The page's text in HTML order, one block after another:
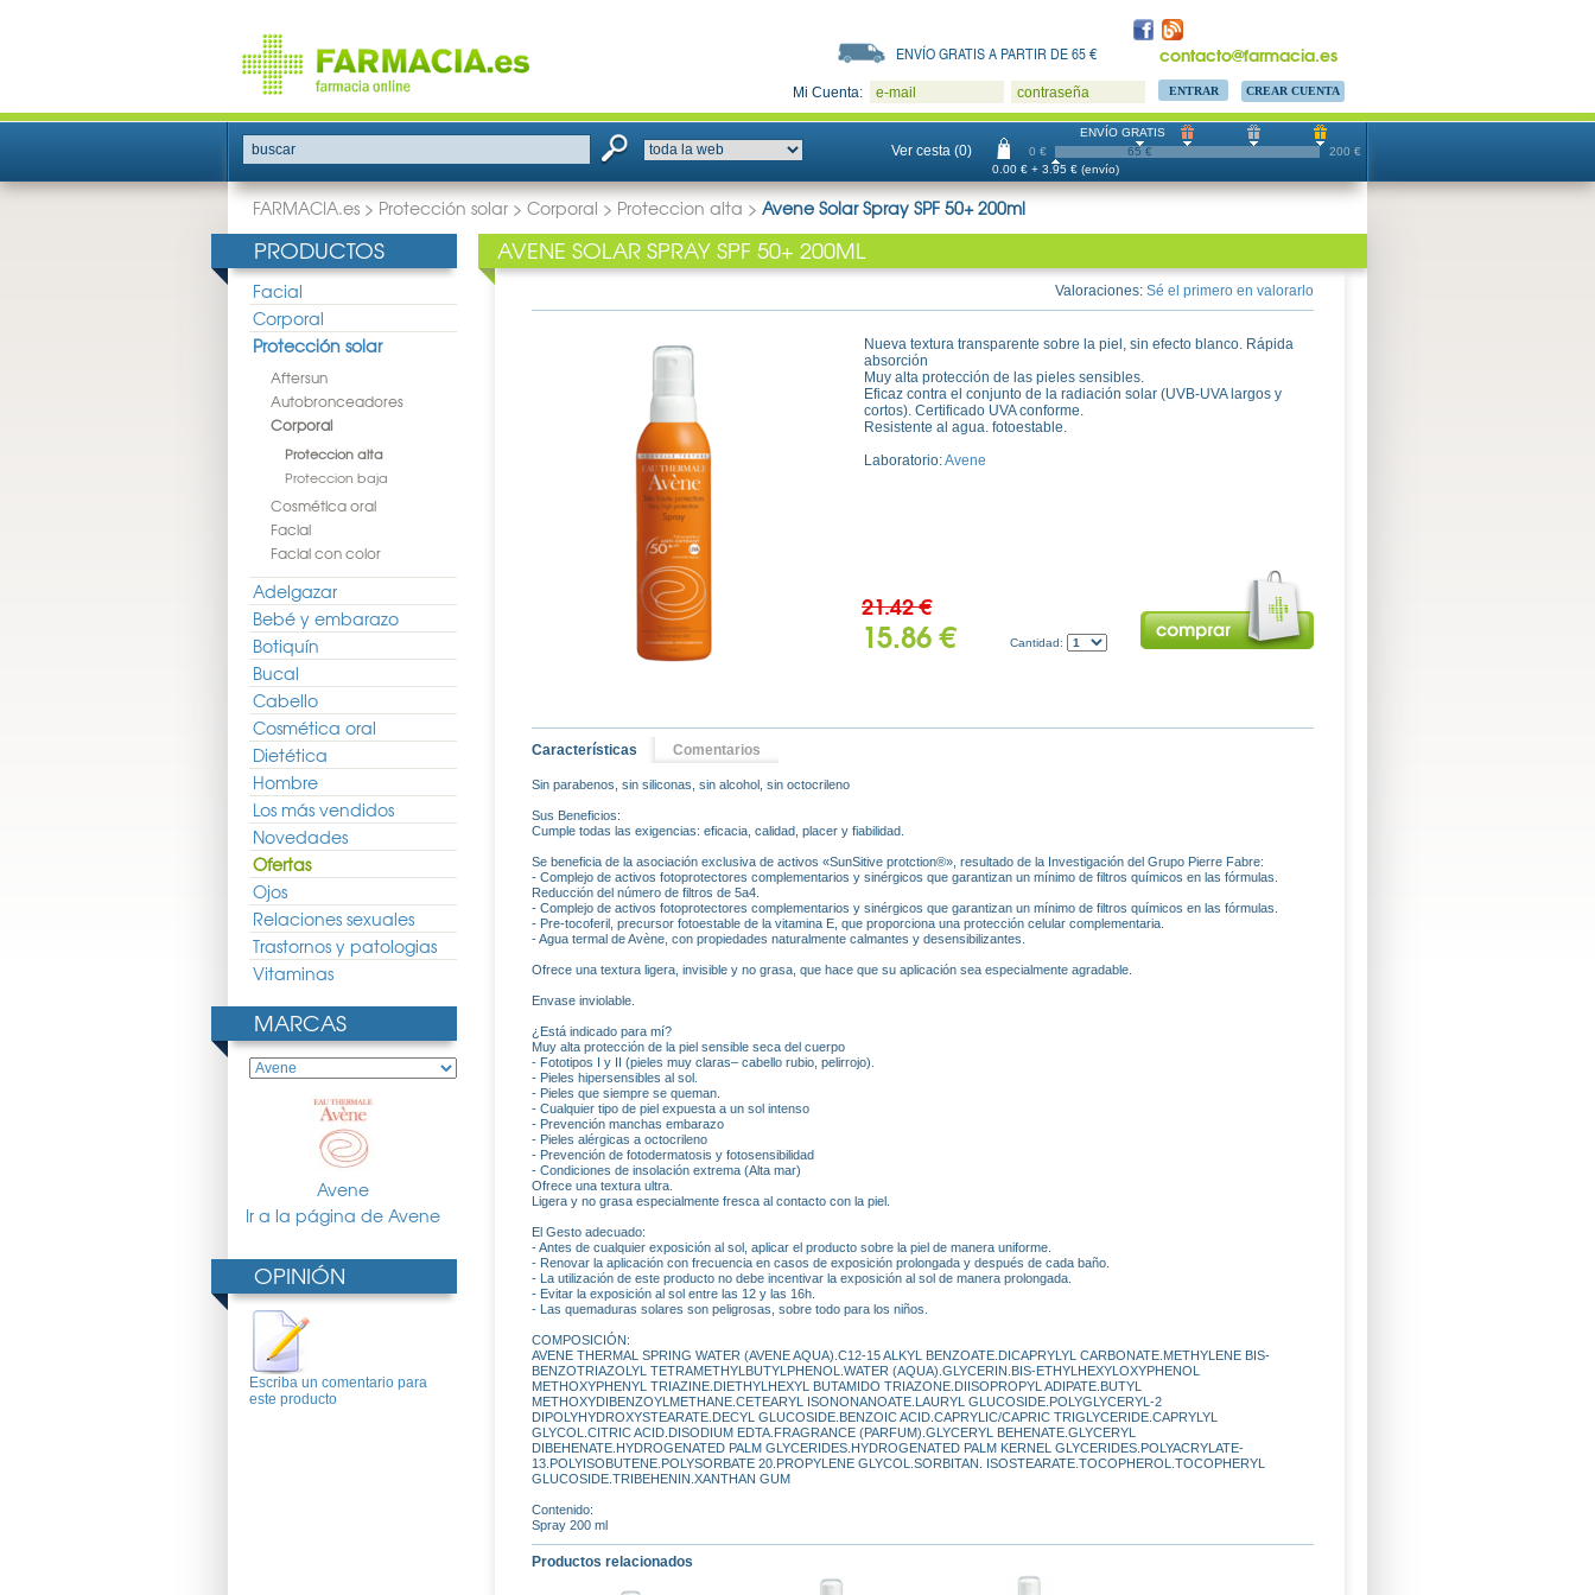
contacto@farmacia.es
ENVÍO GRATIS A PARTIR DE 65 €
Mi Cuenta: e-mail contraseña CREAR CUENTA
buscar Ver cesta (0) 0 € 200 €
ENVÍO GRATIS
65 €
0.00 € + 3.95 € (envío)
FARMACIA.es > Protección solar > Corporal > Proteccion alta > Avene Solar Spray SPF 50+ 200ml
PRODUCTOS
Facial
Corporal
Protección solar
Aftersun
Autobronceadores
Corporal
Proteccion alta
Proteccion baja
Cosmética oral
Facial
Facial con color
Adelgazar
Bebé y embarazo
Botiquín
Bucal
Cabello
Cosmética oral
Dietética
Hombre
Los más vendidos
Novedades
Ofertas
Ojos
Relaciones sexuales
Trastornos y patologias
Vitaminas
MARCAS
Avene
Ir a la página de Avene
OPINIÓN
Escriba un comentario para
este producto
AVENE SOLAR SPRAY SPF 50+ 200ML
Valoraciones: Sé el primero en valorarlo
Nueva textura transparente sobre la piel, sin efecto blanco. Rápida
absorción
Muy alta protección de las pieles sensibles.
Eficaz contra el conjunto de la radiación solar (UVB-UVA largos y
cortos). Certificado UVA conforme.
Resistente al agua. fotoestable.
Laboratorio:Avene
21.42 €
15.86 € Cantidad:
Características Comentarios
Sin parabenos, sin siliconas, sin alcohol, sin octocrileno
Sus Beneficios:
Cumple todas las exigencias: eficacia, calidad, placer y fiabilidad.
Se beneficia de la asociación exclusiva de activos «SunSitive protction®», resultado de la Investigación del Grupo Pierre Fabre:
- Complejo de activos fotoprotectores complementarios y sinérgicos que garantizan un mínimo de filtros químicos en las fórmulas.
Reducción del número de filtros de 5a4.
- Complejo de activos fotoprotectores complementarios y sinérgicos que garantizan un mínimo de filtros químicos en las fórmulas.
- Pre-tocoferil, precursor fotoestable de la vitamina E, que proporciona una protección celular complementaria.
- Agua termal de Avène, con propiedades naturalmente calmantes y desensibilizantes.
Ofrece una textura ligera, invisible y no grasa, que hace que su aplicación sea especialmente agradable.
Envase inviolable.
¿Está indicado para mí?
Muy alta protección de la piel sensible seca del cuerpo
- Fototipos I y II (pieles muy claras– cabello rubio, pelirrojo).
- Pieles hipersensibles al sol.
- Pieles que siempre se queman.
- Cualquier tipo de piel expuesta a un sol intenso
- Prevención manchas embarazo
- Pieles alérgicas a octocrileno
- Prevención de fotodermatosis y fotosensibilidad
- Condiciones de insolación extrema (Alta mar)
Ofrece una textura ultra.
Ligera y no grasa especialmente fresca al contacto con la piel.
El Gesto adecuado:
- Antes de cualquier exposición al sol, aplicar el producto sobre la piel de manera uniforme.
- Renovar la aplicación con frecuencia en casos de exposición prolongada y después de cada baño.
- La utilización de este producto no debe incentivar la exposición al sol de manera prolongada.
- Evitar la exposición al sol entre las 12 y las 16h.
- Las quemaduras solares son peligrosas, sobre todo para los niños.
COMPOSICIÓN:
AVENE THERMAL SPRING WATER (AVENE AQUA).C12-15 ALKYL BENZOATE.DICAPRYLYL CARBONATE.METHYLENE BIS-
BENZOTRIAZOLYL TETRAMETHYLBUTYLPHENOL.WATER (AQUA).GLYCERIN.BIS-ETHYLHEXYLOXYPHENOL
METHOXYPHENYL TRIAZINE.DIETHYLHEXYL BUTAMIDO TRIAZONE.DIISOPROPYL ADIPATE.BUTYL
METHOXYDIBENZOYLMETHANE.CETEARYL ISONONANOATE.LAURYL GLUCOSIDE.POLYGLYCERYL-2
DIPOLYHYDROXYSTEARATE.DECYL GLUCOSIDE.BENZOIC ACID.CAPRYLIC/CAPRIC TRIGLYCERIDE.CAPRYLYL
GLYCOL.CITRIC ACID.DISODIUM EDTA.FRAGRANCE (PARFUM).GLYCERYL BEHENATE.GLYCERYL
DIBEHENATE.HYDROGENATED PALM GLYCERIDES.HYDROGENATED PALM KERNEL GLYCERIDES.POLYACRYLATE-
13.POLYISOBUTENE.POLYSORBATE 20.PROPYLENE GLYCOL.SORBITAN. ISOSTEARATE.TOCOPHEROL.TOCOPHERYL
GLUCOSIDE.TRIBEHENIN.XANTHAN GUM
Contenido:
Spray 200 ml
Productos relacionados